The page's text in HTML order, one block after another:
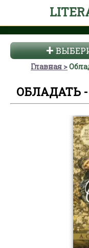
Главная
ОБЛАДАТЬ